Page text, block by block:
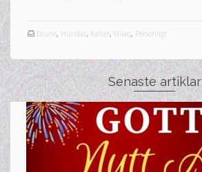
Bruno, Hundar, Katter, Nilaq, Personligt
Senaste artiklar